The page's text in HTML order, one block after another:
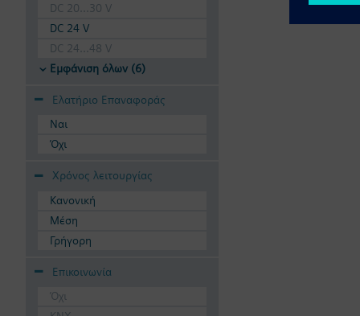
DC 20...30 V
DC 24 V
DC 24...48 V
Εμφάνιση όλων (6)
Ελατήριο Επαναφοράς
Ναι
Όχι
Χρόνος λειτουργίας
Κανονική
Μέση
Γρήγορη
Επικοινωνία
Όχι